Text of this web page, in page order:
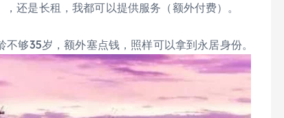
还是长租，我都可以提供服务（额外付费）。
够35岁，额外塞点钱，照样可以拿到永居身份。